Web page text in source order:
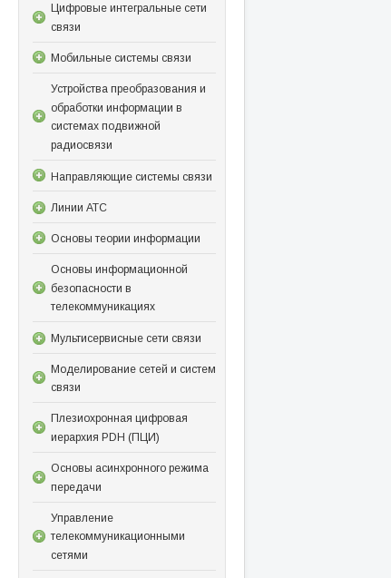
Цифровые интегральные сети
связи
Мобильные системы связи
Устройства преобразования и
обработки информации в
системах подвижной
радиосвязи
Направляющие системы связи
Линии АТС
Основы теории информации
Основы информационной
безопасности в
телекоммуникациях
Мультисервисные сети связи
Моделирование сетей и систем
связи
Плезиохронная цифровая
иерархия PDH (ПЦИ)
Основы асинхронного режима
передачи
Управление
телекоммуникационными
сетями